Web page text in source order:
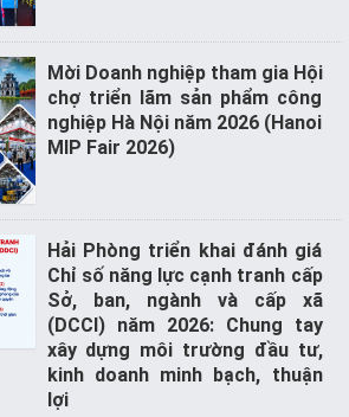
Mời Doanh nghiệp tham gia Hội
chợ triển lãm sản phẩm công
nghiệp Hà Nội năm 2026 (Hanoi
MIP Fair 2026)
Hải Phòng triển khai đánh giá
Chỉ số năng lực cạnh tranh cấp
Sở, ban, ngành và cấp xã
(DCCI) năm 2026: Chung tay
xây dựng môi trường đầu tư,
kinh doanh minh bạch, thuận
lợi